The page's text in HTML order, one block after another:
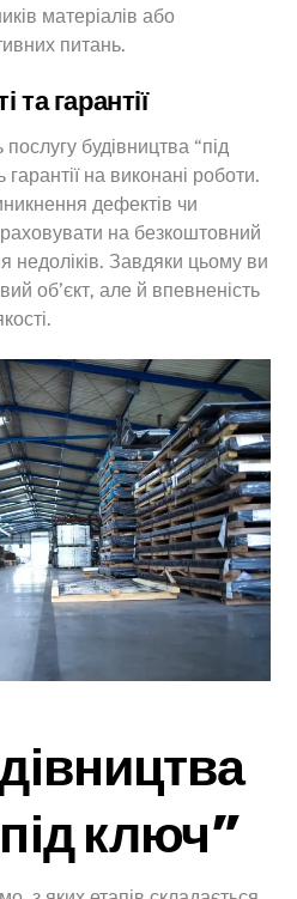
матеріалів або
питань.
та гарантії
будівництва “під
на виконані роботи.
дефектів чи
на безкоштовний
недоліків. Завдяки цьому ви
об’єкт, але й впевненість
ключ”